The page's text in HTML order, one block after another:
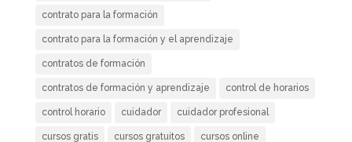
contrato para la formación
contrato para la formación y el aprendizaje
contratos de formación
contratos de formación y aprendizaje control de horarios
control horario cuidador cuidador profesional
cursos gratis cursos gratuitos cursos online